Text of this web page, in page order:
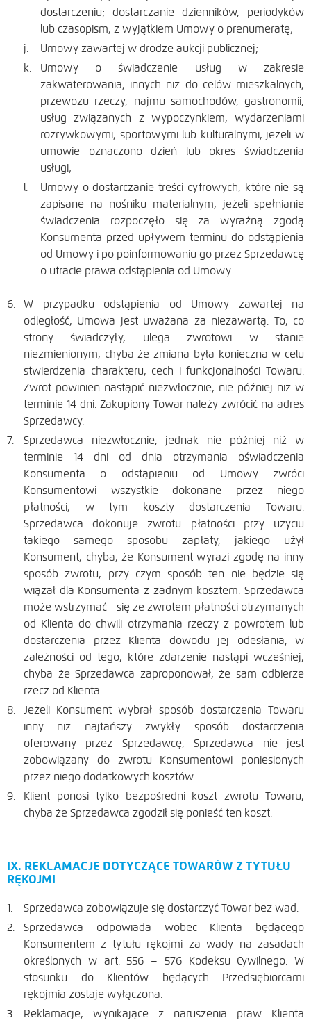
dostarczeniu; dostarczanie dzienników, periodyków
lub czasopism, z wyjątkiem Umowy o prenumeratę;
Umowy zawartej w drodze aukcji publicznej;
Umowy o świadczenie usług w zakresie
zakwaterowania, innych niż do celów mieszkalnych,
przewozu rzeczy, najmu samochodów, gastronomii,
usług związanych z wypoczynkiem, wydarzeniami
rozrywkowymi, sportowymi lub kulturalnymi, jeżeli w
umowie oznaczono dzień lub okres świadczenia
usługi;
Umowy o dostarczanie treści cyfrowych, które nie są
zapisane na nośniku materialnym, jeżeli spełnianie
świadczenia rozpoczęło się za wyraźną zgodą
Konsumenta przed upływem terminu do odstąpienia
od Umowy i po poinformowaniu go przez Sprzedawcę
o utracie prawa odstąpienia od Umowy.
W przypadku odstąpienia od Umowy zawartej na
odległość, Umowa jest uważana za niezawartą. To, co
strony świadczyły, ulega zwrotowi w stanie
niezmienionym, chyba że zmiana była konieczna w celu
stwierdzenia charakteru, cech i funkcjonalności Towaru.
Zwrot powinien nastąpić niezwłocznie, nie później niż w
terminie 14 dni. Zakupiony Towar należy zwrócić na adres
Sprzedawcy.
Sprzedawca niezwłocznie, jednak nie później niż w
terminie 14 dni od dnia otrzymania oświadczenia
Konsumenta o odstąpieniu od Umowy zwróci
Konsumentowi wszystkie dokonane przez niego
płatności, w tym koszty dostarczenia Towaru.
Sprzedawca dokonuje zwrotu płatności przy użyciu
takiego samego sposobu zapłaty, jakiego użył
Konsument, chyba, że Konsument wyrazi zgodę na inny
sposób zwrotu, przy czym sposób ten nie będzie się
wiązał dla Konsumenta z żadnym kosztem. Sprzedawca
może wstrzymać się ze zwrotem płatności otrzymanych
od Klienta do chwili otrzymania rzeczy z powrotem lub
dostarczenia przez Klienta dowodu jej odesłania, w
zależności od tego, które zdarzenie nastąpi wcześniej,
chyba że Sprzedawca zaproponował, że sam odbierze
rzecz od Klienta.
Jeżeli Konsument wybrał sposób dostarczenia Towaru
inny niż najtańszy zwykły sposób dostarczenia
oferowany przez Sprzedawcę, Sprzedawca nie jest
zobowiązany do zwrotu Konsumentowi poniesionych
przez niego dodatkowych kosztów.
Klient ponosi tylko bezpośredni koszt zwrotu Towaru,
chyba że Sprzedawca zgodził się ponieść ten koszt.
IX. REKLAMACJE DOTYCZĄCE TOWARÓW Z TYTUŁU
RĘKOJMI
Sprzedawca zobowiązuje się dostarczyć Towar bez wad.
Sprzedawca odpowiada wobec Klienta będącego
Konsumentem z tytułu rękojmi za wady na zasadach
określonych w art. 556 – 576 Kodeksu Cywilnego. W
stosunku do Klientów będących Przedsiębiorcami
rękojmia zostaje wyłączona.
Reklamacje, wynikające z naruszenia praw Klienta